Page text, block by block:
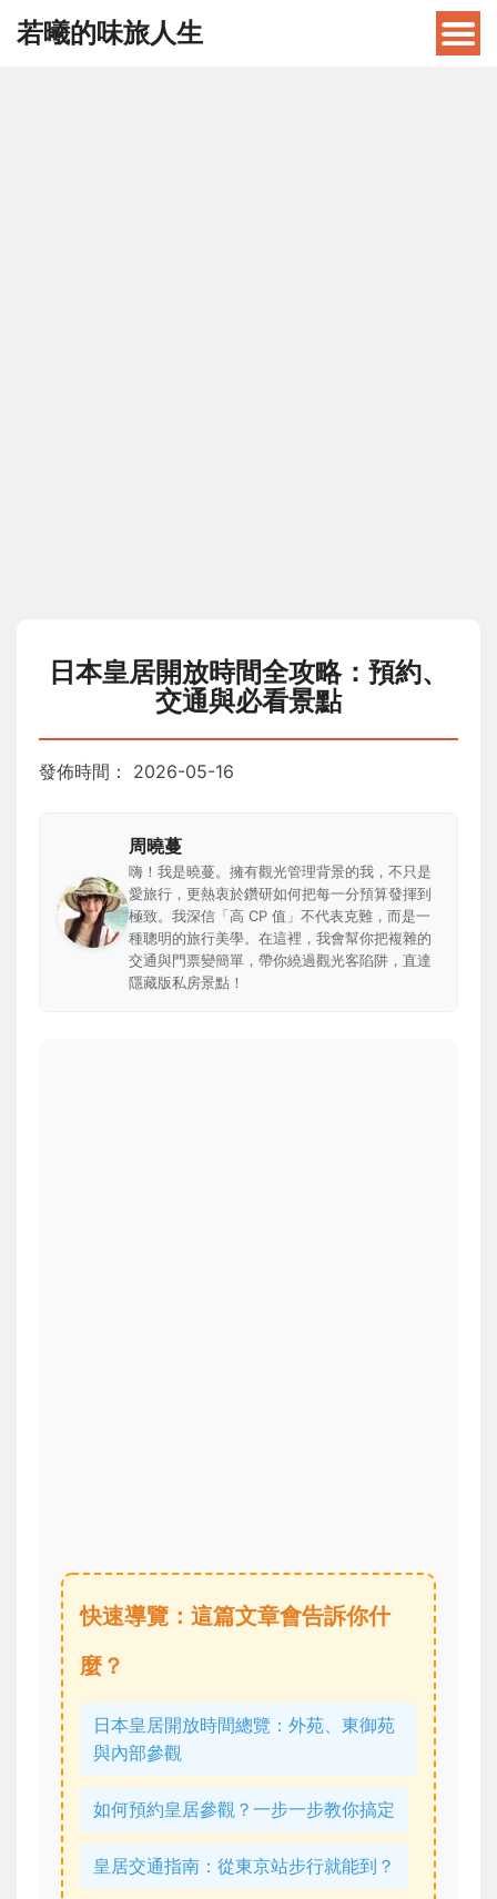
若曦的味旅人生
日本皇居開放時間全攻略：預約、
交通與必看景點
發佈時間： 2026-05-16
周曉蔓
嗨！我是曉蔓。擁有觀光管理背景的我，不只是
愛旅行，更熱衷於鑽研如何把每一分預算發揮到
極致。我深信「高 CP 值」不代表克難，而是一
種聰明的旅行美學。在這裡，我會幫你把複雜的
交通與門票變簡單，帶你繞過觀光客陷阱，直達
隱藏版私房景點！
快速導覽：這篇文章會告訴你什
麼？
日本皇居開放時間總覽：外苑、東御苑
與內部參觀
如何預約皇居參觀？一步一步教你搞定
皇居交通指南：從東京站步行就能到？